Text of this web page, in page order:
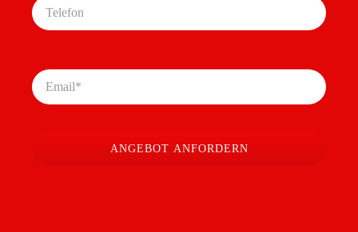
ANGEBOT ANFORDERN